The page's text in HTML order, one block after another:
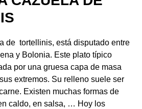
de tortellinis, está disputado entre
y Bolonia. Este plato típico
por una gruesa capa de masa
extremos. Su relleno suele ser
Existen muchas formas de
caldo, en salsa, … Hoy los